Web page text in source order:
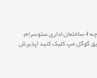
اصفهان - خیابان برازنده نبش کوچه 4 ساختمان اداری سئوسرام،
گوگل مپ کلیک کنید (پذیرش